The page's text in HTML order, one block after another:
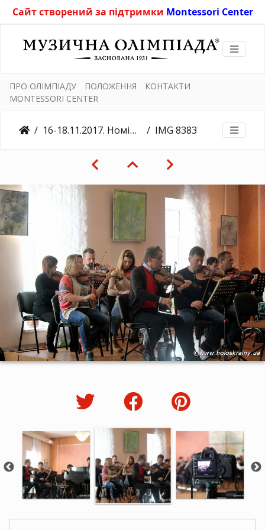
Сайт створений за підтримки Montessori Center
ПРО ОЛІМПІАДУ ПОЛОЖЕННЯ
КОНТАКТИ
MONTESSORI CENTER
16-18.11.2017. Номінації "Соліст з оркестром" IMG 8383